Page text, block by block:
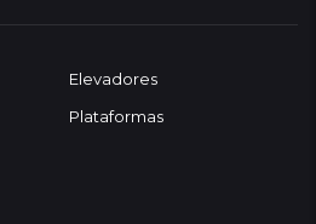
Elevadores
Plataformas